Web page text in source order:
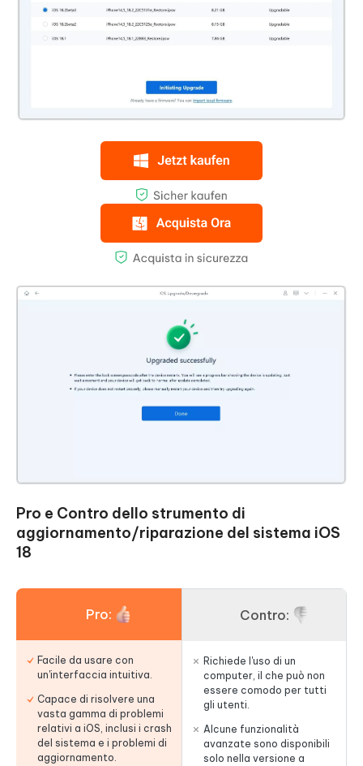
Pro e Contro dello strumento di
aggiornamento/riparazione del sistema iOS
18
Pro:
Facile da usare con
un'interfaccia intuitiva.
Capace di risolvere una
vasta gamma di problemi
relativi a iOS, inclusi i crash
del sistema e i problemi di
aggiornamento.
Contro:
Richiede l'uso di un
computer, il che può non
essere comodo per tutti
gli utenti.
Alcune funzionalità
avanzate sono disponibili
solo nella versione a